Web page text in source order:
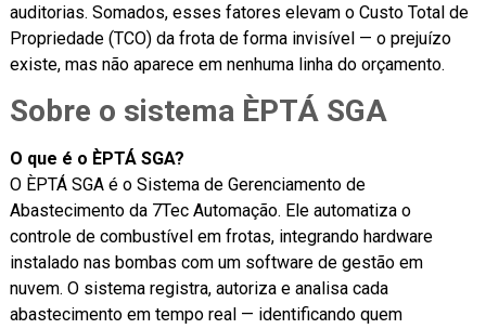
auditorias. Somados, esses fatores elevam o Custo Total de
Propriedade (TCO) da frota de forma invisível — o prejuízo
existe, mas não aparece em nenhuma linha do orçamento.
Sobre o sistema ÈPTÁ SGA
O que é o ÈPTÁ SGA?
O ÈPTÁ SGA é o Sistema de Gerenciamento de
Abastecimento da 7Tec Automação. Ele automatiza o
controle de combustível em frotas, integrando hardware
instalado nas bombas com um software de gestão em
nuvem. O sistema registra, autoriza e analisa cada
abastecimento em tempo real — identificando quem